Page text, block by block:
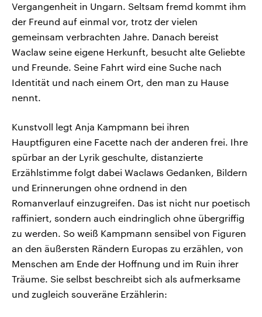
Vergangenheit in Ungarn. Seltsam fremd kommt ihm
der Freund auf einmal vor, trotz der vielen
gemeinsam verbrachten Jahre. Danach bereist
Waclaw seine eigene Herkunft, besucht alte Geliebte
und Freunde. Seine Fahrt wird eine Suche nach
Identität und nach einem Ort, den man zu Hause
nennt.
Kunstvoll legt Anja Kampmann bei ihren
Hauptfiguren eine Facette nach der anderen frei. Ihre
spürbar an der Lyrik geschulte, distanzierte
Erzählstimme folgt dabei Waclaws Gedanken, Bildern
und Erinnerungen ohne ordnend in den
Romanverlauf einzugreifen. Das ist nicht nur poetisch
raffiniert, sondern auch eindringlich ohne übergriffig
zu werden. So weiß Kampmann sensibel von Figuren
an den äußersten Rändern Europas zu erzählen, von
Menschen am Ende der Hoffnung und im Ruin ihrer
Träume. Sie selbst beschreibt sich als aufmerksame
und zugleich souveräne Erzählerin: